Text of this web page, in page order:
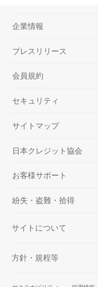
企業情報
プレスリリース
会員規約
セキュリティ
サイトマップ
日本クレジット協会
お客様サポート
紛失・盗難・拾得
サイトについて
方針・規程等